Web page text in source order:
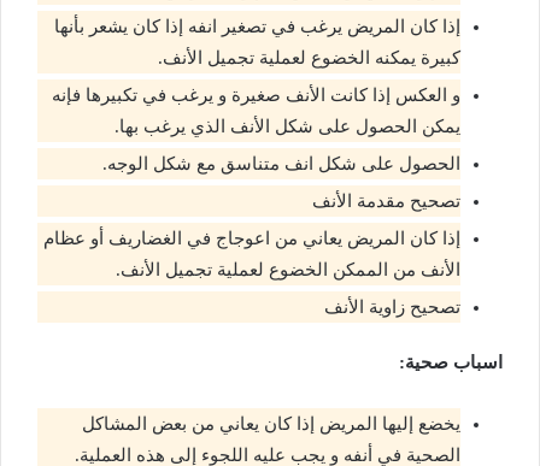
إذا كان المريض يرغب في تصغير انفه إذا كان يشعر بأنها
كبيرة يمكنه الخضوع لعملية تجميل الأنف.
و العكس إذا كانت الأنف صغيرة و يرغب في تكبيرها فإنه
يمكن الحصول على شكل الأنف الذي يرغب بها.
الحصول على شكل انف متناسق مع شكل الوجه.
تصحيح مقدمة الأنف
إذا كان المريض يعاني من اعوجاج في الغضاريف أو عظام
الأنف من الممكن الخضوع لعملية تجميل الأنف.
تصحيح زاوية الأنف
اسباب صحية:
يخضع إليها المريض إذا كان يعاني من بعض المشاكل
الصحية في أنفه و يجب عليه اللجوء إلى هذه العملية.